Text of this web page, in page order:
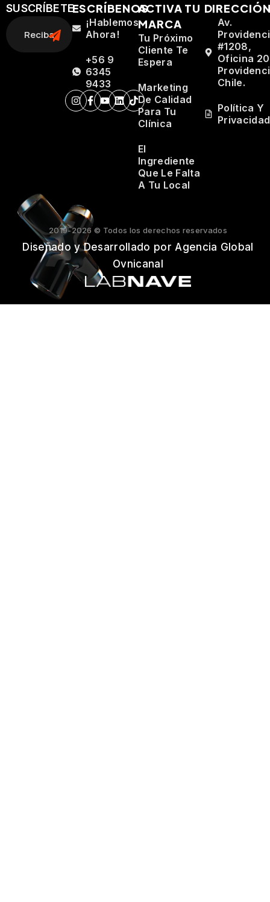
SUSCRÍBETEESCRÍBENOS
¡Hablemos
Ahora!
+56 9
6345
9433
ACTIVA TU
MARCA
Tu Próximo
Cliente Te
Espera
Marketing
De Calidad
Para Tu
Clínica
El
Ingrediente
Que Le Falta
A Tu Local
Av.
#1208,
Oficina
Chile.
Política Y
Privacidad
2019-2026 © Todos los derechos reservados
Diseñado y Desarrollado por Agencia Global
Ovnicanal